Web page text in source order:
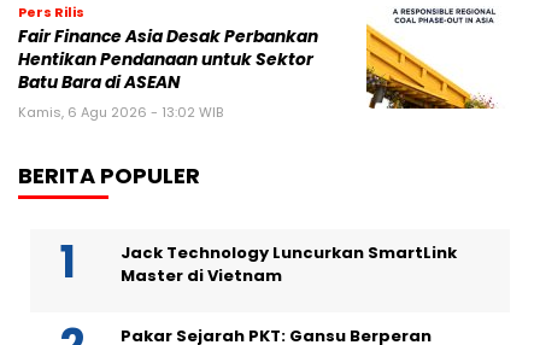
Pers Rilis
Fair Finance Asia Desak Perbankan
Hentikan Pendanaan untuk Sektor
Batu Bara di ASEAN
Kamis, 6 Agu 2026 - 13:02 WIB
BERITA POPULER
Jack Technology Luncurkan SmartLink
Master di Vietnam
Pakar Sejarah PKT: Gansu Berperan